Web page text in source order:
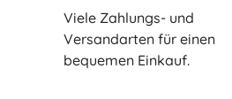
Viele Zahlungs- und
Versandarten für einen
bequemen Einkauf.